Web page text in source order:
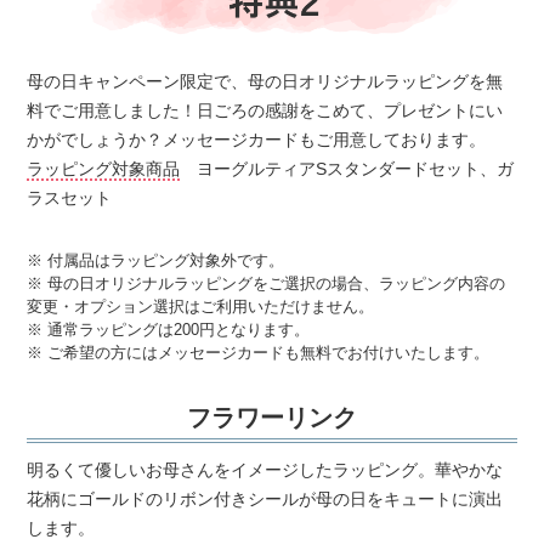
母の日キャンペーン限定で、母の日オリジナルラッピングを無
料でご用意しました！日ごろの感謝をこめて、プレゼントにい
かがでしょうか？メッセージカードもご用意しております。
ラッピング対象商品 ヨーグルティアSスタンダードセット、ガ
ラスセット
※ 付属品はラッピング対象外です。
※ 母の日オリジナルラッピングをご選択の場合、ラッピング内容の
変更・オプション選択はご利用いただけません。
※ 通常ラッピングは200円となります。
※ ご希望の方にはメッセージカードも無料でお付けいたします。
フラワーリンク
明るくて優しいお母さんをイメージしたラッピング。華やかな
花柄にゴールドのリボン付きシールが母の日をキュートに演出
します。